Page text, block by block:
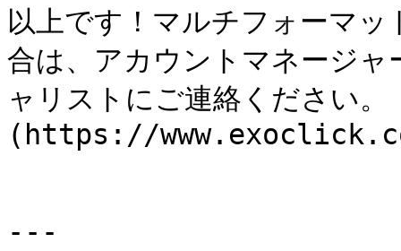
以上です！マルチフォーマ
合は、アカウントマネージ
ャリストにご連絡ください
(https://
---